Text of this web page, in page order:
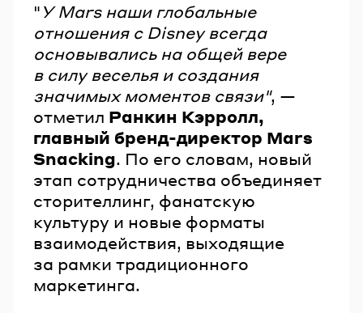
"У Mars наши глобальные
отношения с Disney всегда
основывались на общей вере
в силу веселья и создания
значимых моментов связи", —
отметил Ранкин Кэрролл,
главный бренд-директор Mars
Snacking. По его словам, новый
этап сотрудничества объединяет
сторителлинг, фанатскую
культуру и новые форматы
взаимодействия, выходящие
за рамки традиционного
маркетинга.